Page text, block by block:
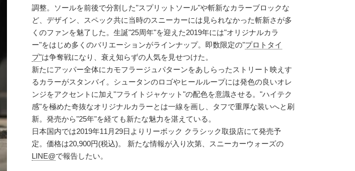
調整。ソールを前後で分割した"スプリットソール"や斬新なカラーブロックな
ど、デザイン、スペック共に当時のスニーカーには見られなかった斬新さが多
くのファンを魅了した。生誕"25周年"を迎えた2019年には"オリジナルカラ
ー"をはじめ多くのバリエーションがラインナップ。即数限定の"プロトタイ
プ"は争奪戦になり、衰え知らずの人気を見せつけた。
新たにアッパー全体にカモフラージュパターンをあしらったストリート映えす
るカラーがスタンバイ。シュータンのロゴやヒールループには発色の良いオレ
ンジをアクセントに加え"フライトジャケット"の配色を意識させる。"ハイテク
感"を極めた奇抜なオリジナルカラーとは一線を画し、タフで重厚な装いへと刷
新。発売から"25年"を経ても新たな魅力を湛えている。
日本国内では2019年11月29日よりリーボック クラシック取扱店にて発売予
定。価格は20,900円(税込)。 新たな情報が入り次第、スニーカーウォーズの
LINE@で報告したい。